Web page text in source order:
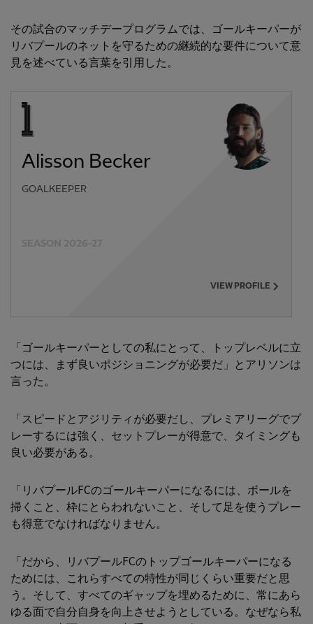
その試合のマッチデープログラムでは、ゴールキーパーが
リバプールのネットを守るための継続的な要件について意
見を述べている言葉を引用した。
Alisson Becker
GOALKEEPER
VIEW PROFILE
「ゴールキーパーとしての私にとって、トップレベルに立
つには、まず良いポジショニングが必要だ」とアリソンは
言った。
「スピードとアジリティが必要だし、プレミアリーグでプ
レーするには強く、セットプレーが得意で、タイミングも
良い必要がある。
「リバプールFCのゴールキーパーになるには、ボールを
掃くこと、枠にとらわれないこと、そして足を使うプレー
も得意でなければなりません。
「だから、リバプールFCのトップゴールキーパーになる
ためには、これらすべての特性が同じくらい重要だと思
う。そして、すべてのギャップを埋めるために、常にあら
ゆる面で自分自身を向上させようとしている。なぜなら私